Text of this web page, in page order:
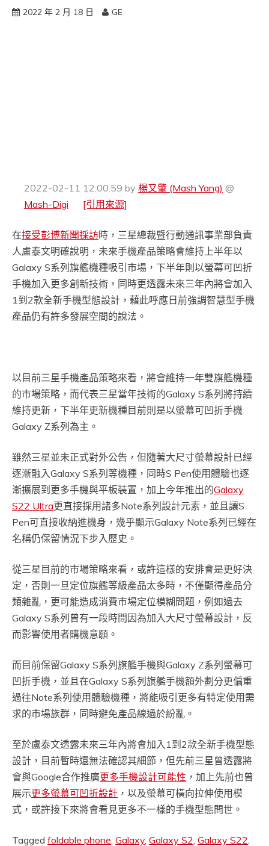
2022 年 2 月 18 日 GE
2022-02-11 12:00:59 by 楊又肇 (Mash Yang) @
Mash-Digi
[引用來源]
在接受彭博新聞採訪時，三星總裁暨行動通訊事業部負責
人盧泰文明確說明，未來手機產品策略會維持上半年以
Galaxy S系列旗艦機種吸引市場，下半年則以螢幕可凹折
手機加入更多創新技術，同時更透露未來三年內將會加入
1到2款全新手機型態設計，藉此呼應日前強調智慧型手機
產品仍有許多發展空間的說法。
以目前三星手機產品策略來看，將會維持一年雙旗艦機種
的市場策略，而代表三星當年技術的Galaxy S系列將持續
維持更新，下半年更新機種目前則是以螢幕可凹折手機
Galaxy Z系列為主。
雖然三星並未正式對外公告，但隨著大尺寸螢幕設計已經
逐漸融入Galaxy S系列等機種，同時S Pen使用體驗也逐
漸擴展到更多手機與平板裝置，加上今年推出的Galaxy
S22 Ultra更直接採用諸多Note系列設計元素，並且讓S
Pen可直接收納進機身，幾乎顯示Galaxy Note系列已經在
名稱仍保留情況下步入歷史。
從三星目前的市場策略來看，或許這樣的安排會是更好決
定，否則一旦定位旗艦等級產品太多時，不僅顯得產品分
類雜亂，更可能造成消費市場定位模糊問題，例如過去
Galaxy S系列曾有一段時間因為加入大尺寸螢幕設計，反
而影響使用者購機意願。
而目前保留Galaxy S系列旗艦手機與Galaxy Z系列螢幕可
凹折手機，並且在Galaxy S系列旗艦手機額外劃分更偏重
過往Note系列使用體驗機種，將能吸引更多有特定使用需
求的市場族群，同時避免產品線過於紛亂。
至於盧泰文透露未來三年內將會加入1到2款全新手機型態
設計，目前暫時還無法確認其細節，但先前三星曾透露將
會與Google合作推廣更多手機設計可能性 ，加上先前也曾
展示更多螢幕可凹折設計 ，以及螢幕可橫向拉伸使用模
式，或許接下來將會看見更多不一樣的手機型態問世。
Tagged foldable phone, Galaxy, Galaxy S2, Galaxy S22,